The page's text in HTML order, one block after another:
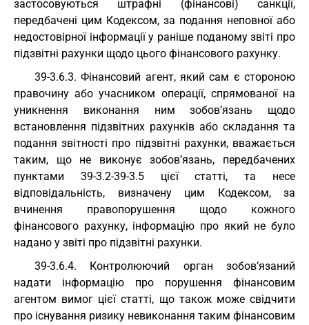
застосовуються штрафні (фінансові) санкції,
передбачені цим Кодексом, за подання неповної або
недостовірної інформації у раніше поданому звіті про
підзвітні рахунки щодо цього фінансового рахунку.
39-3.6.3. Фінансовий агент, який сам є стороною
правочину або учасником операції, спрямованої на
уникнення виконання ним зобов’язань щодо
встановлення підзвітних рахунків або складання та
подання звітності про підзвітні рахунки, вважається
таким, що не виконує зобов’язань, передбачених
пунктами 39-3.2-39-3.5 цієї статті, та несе
відповідальність, визначену цим Кодексом, за
вчинення правопорушення щодо кожного
фінансового рахунку, інформацію про який не було
надано у звіті про підзвітні рахунки.
39-3.6.4. Контролюючий орган зобов’язаний
надати інформацію про порушення фінансовим
агентом вимог цієї статті, що також може свідчити
про існування ризику невиконання таким фінансовим